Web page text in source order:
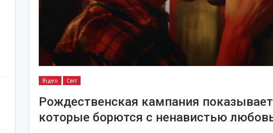
Відео Світ
Рождественская кампания
которые борются с ненавистью